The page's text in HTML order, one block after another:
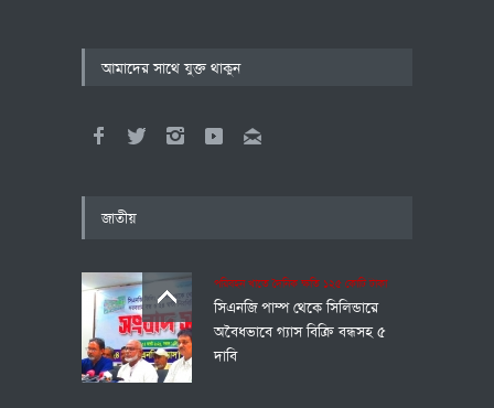
আমাদের সাথে যুক্ত থাকুন
জাতীয়
পরিবহন খাতে দৈনিক ক্ষতি ১২৫ কোটি টাকা
সিএনজি পাম্প থেকে সিলিন্ডারে
অবৈধভাবে গ্যাস বিক্রি বন্ধসহ ৫
দাবি